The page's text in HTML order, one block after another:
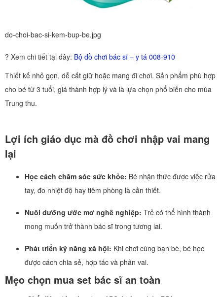
do-choi-bac-si-kem-bup-be.jpg
? Xem chi tiết tại đây: Bộ đồ chơi bác sĩ – y tá 008-910
Thiết kế nhỏ gọn, dễ cất giữ hoặc mang đi chơi. Sản phẩm phù hợp
cho bé từ 3 tuổi, giá thành hợp lý và là lựa chọn phổ biến cho mùa
Trung thu.
Lợi ích giáo dục mà đồ chơi nhập vai mang
lại
Học cách chăm sóc sức khỏe: Bé nhận thức được việc rửa
tay, đo nhiệt độ hay tiêm phòng là cần thiết.
Nuôi dưỡng ước mơ nghề nghiệp: Trẻ có thể hình thành
mong muốn trở thành bác sĩ trong tương lai.
Phát triển kỹ năng xã hội: Khi chơi cùng bạn bè, bé học
được cách chia sẻ, hợp tác và phân vai.
Mẹo chọn mua set bác sĩ an toàn